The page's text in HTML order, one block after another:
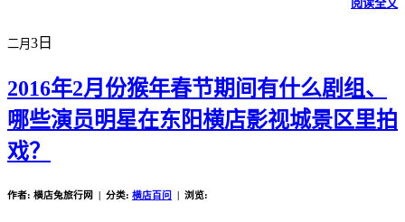
阅读全文
二月 3日
2016年2月份猴年春节期间有什么剧组、
哪些演员明星在东阳横店影视城景区里拍
戏？
作者: 横店兔旅行网 | 分类: 横店百问 | 浏览: